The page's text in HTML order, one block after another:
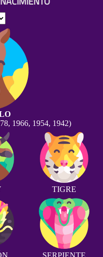
1966, 1954, 1942)
TIGRE
SERPIENTE